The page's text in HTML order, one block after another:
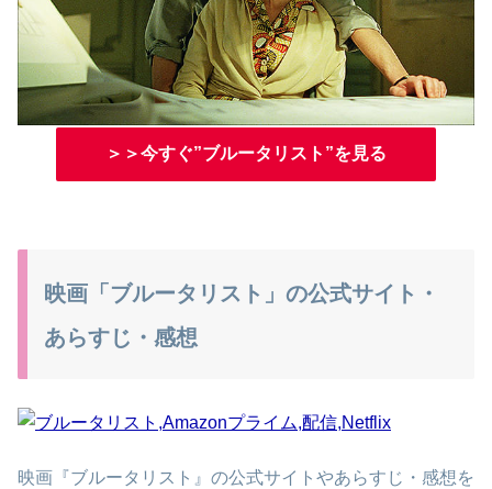
＞＞今すぐ”ブルータリスト”を見る
映画「ブルータリスト」の公式サイト・
あらすじ・感想
映画『ブルータリスト』の公式サイトやあらすじ・感想を